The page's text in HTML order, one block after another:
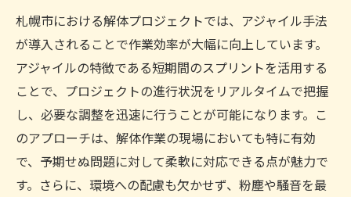
持続可能な地域発展を支えるアジャイル解
札幌市の解体作業が直面する課題とアジャイル
の解決策
アジャイルで解決する解体作業の安全課題
札幌市の解体プロジェクトにおけるコスト
管理
札幌市における解体プロジェクトでは、アジャイル手法
が導入されることで作業効率が大幅に向上しています。
アジャイルの特徴である短期間のスプリントを活用する
ことで、プロジェクトの進行状況をリアルタイムで把握
し、必要な調整を迅速に行うことが可能になります。こ
のアプローチは、解体作業の現場においても特に有効
で、予期せぬ問題に対して柔軟に対応できる点が魅力で
す。さらに、環境への配慮も欠かせず、粉塵や騒音を最